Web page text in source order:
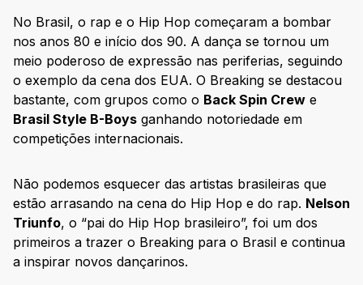
No Brasil, o rap e o Hip Hop começaram a bombar
nos anos 80 e início dos 90. A dança se tornou um
meio poderoso de expressão nas periferias, seguindo
o exemplo da cena dos EUA. O Breaking se destacou
bastante, com grupos como o Back Spin Crew e
Brasil Style B-Boys ganhando notoriedade em
competições internacionais.
Não podemos esquecer das artistas brasileiras que
estão arrasando na cena do Hip Hop e do rap. Nelson
Triunfo, o “pai do Hip Hop brasileiro”, foi um dos
primeiros a trazer o Breaking para o Brasil e continua
a inspirar novos dançarinos.